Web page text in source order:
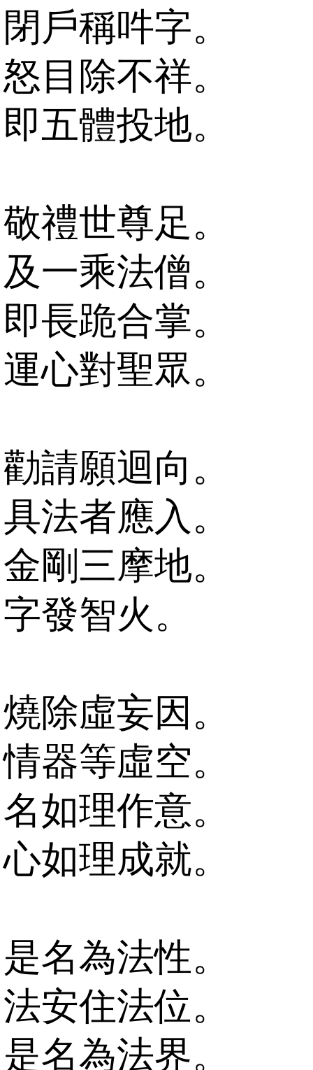
閉戶稱吽字。
怒目除不祥。
即五體投地。
敬禮世尊足。
及一乘法僧。
即長跪合掌。
運心對聖眾。
勸請願迴向。
具法者應入。
金剛三摩地。
字發智火。
燒除虛妄因。
情器等虛空。
名如理作意。
心如理成就。
是名為法性。
法安住法位。
是名為法界。